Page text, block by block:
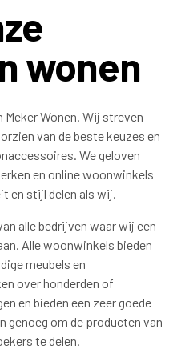
wonen
Wonen. Wij streven
van de beste keuzes en
We geloven
en online woonwinkels
en stijl delen als wij.
alle bedrijven waar wij een
Alle woonwinkels bieden
meubels en
over honderden of
en bieden een zeer goede
genoeg om de producten van
te delen.